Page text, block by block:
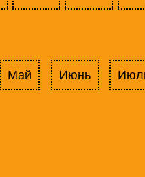
Май Июнь